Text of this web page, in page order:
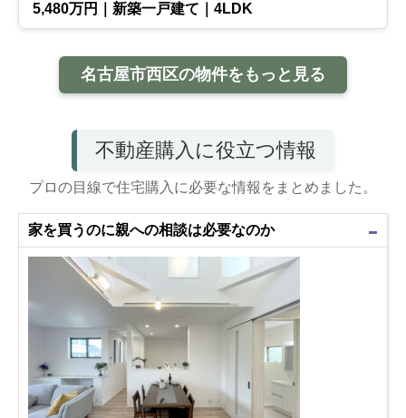
5,480万円｜新築一戸建て｜4LDK
名古屋市西区の物件をもっと見る
不動産購入に役立つ情報
プロの目線で住宅購入に必要な情報をまとめました。
家を買うのに親への相談は必要なのか